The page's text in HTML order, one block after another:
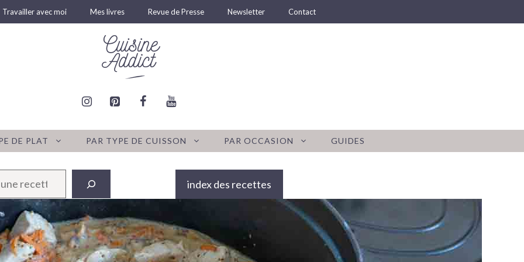
Travailler avec moi Mes livres Revue de Presse Newsletter Contact
DE PLAT PAR TYPE DE CUISSON PAR OCCASION GUIDES
index des recettes